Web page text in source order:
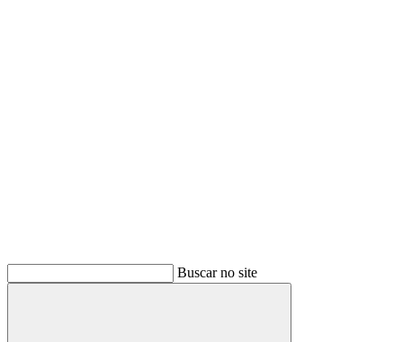
Buscar no site